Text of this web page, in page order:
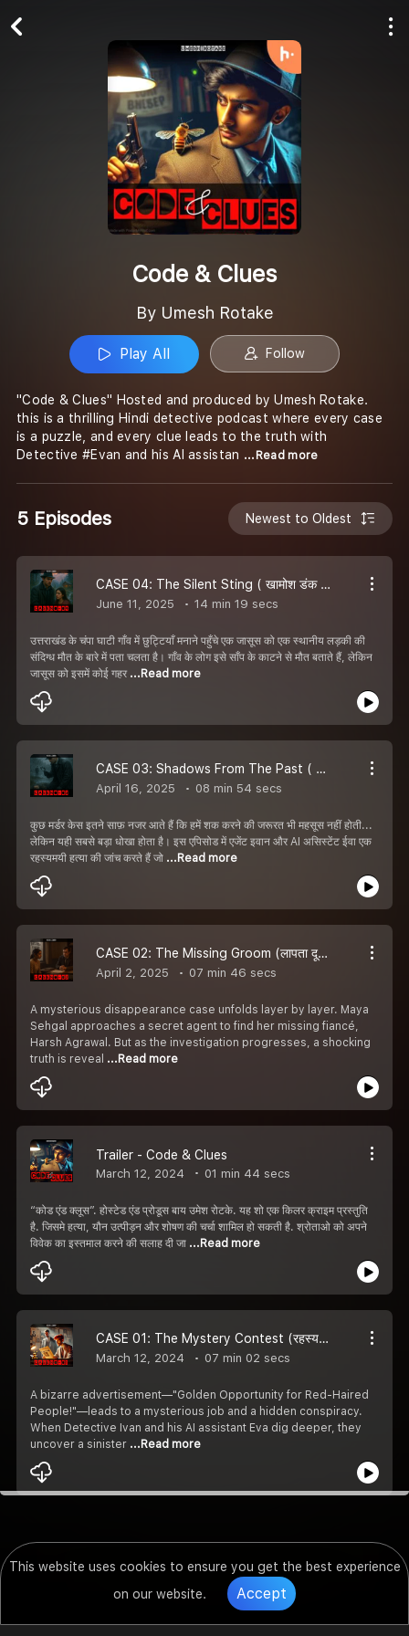
This website uses cookies to ensure you get the best experience
on our website.
Accept
Code & Clues
By Umesh Rotake
Play All Follow
"Code & Clues" Hosted and produced by Umesh Rotake.
this is a thrilling Hindi detective podcast where every case
is a puzzle, and every clue leads to the truth with
Detective #Evan and his AI assistan ...Read more
5 Episodes Newest to Oldest
CASE 04: The Silent Sting ( खामोश डंक ) | Hindi Crime Detective Thriller | S1E4 | Code & Clues.
June 11, 2025 14 min 19 secs
उत्तराखंड के चंपा घाटी गाँव में छुट्टियाँ मनाने पहुँचे एक जासूस को एक स्थानीय लड़की की
संदिग्ध मौत के बारे में पता चलता है। गाँव के लोग इसे साँप के काटने से मौत बताते हैं, लेकिन
जासूस को इसमें कोई गहर ...Read more
CASE 03: Shadows From The Past ( अतीत की परछाई ) | Hindi Crime Detective Thriller | S1E3 | Code & Clues.
April 16, 2025 08 min 54 secs
कुछ मर्डर केस इतने साफ़ नजर आते हैं कि हमें शक करने की जरूरत भी महसूस नहीं होती...
लेकिन यही सबसे बड़ा धोखा होता है। इस एपिसोड में एजेंट इवान और AI असिस्टेंट ईवा एक
रहस्यमयी हत्या की जांच करते हैं जो ...Read more
CASE 02: The Missing Groom (लापता दूल्हा) | Hindi Crime Detective Thriller | S1E2 | Code & Clues.
April 2, 2025 07 min 46 secs
A mysterious disappearance case unfolds layer by layer. Maya
Sehgal approaches a secret agent to find her missing fiancé,
Harsh Agrawal. But as the investigation progresses, a shocking
truth is reveal ...Read more
Trailer - Code & Clues
March 12, 2024 01 min 44 secs
“कोड एंड क्लूस”. होस्टेड एंड प्रोडूस बाय उमेश रोटके. यह शो एक किलर क्राइम प्रस्तुति
है. जिसमे हत्या, यौन उत्पीड़न और शोषण की चर्चा शामिल हो सकती है. श्रोताओ को अपने
विवेक का इस्तमाल करने की सलाह दी जा ...Read more
CASE 01: The Mystery Contest (रहस्यमय प्रतियोगिता) | Hindi Crime Thriller | S1E1 | Code & Clues.
March 12, 2024 07 min 02 secs
A bizarre advertisement—"Golden Opportunity for Red-Haired
People!"—leads to a mysterious job and a hidden conspiracy.
When Detective Ivan and his AI assistant Eva dig deeper, they
uncover a sinister ...Read more